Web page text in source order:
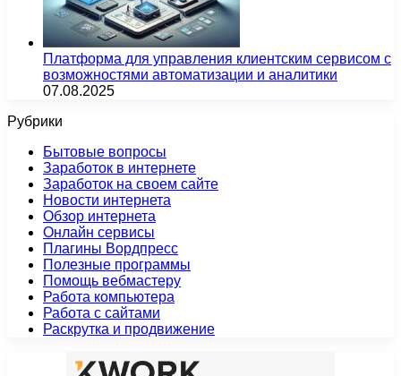
Платформа для управления клиентским сервисом с
возможностями автоматизации и аналитики
07.08.2025
Рубрики
Бытовые вопросы
Заработок в интернете
Заработок на своем сайте
Новости интернета
Обзор интернета
Онлайн сервисы
Плагины Вордпресс
Полезные программы
Помощь вебмастеру
Работа компьютера
Работа с сайтами
Раскрутка и продвижение